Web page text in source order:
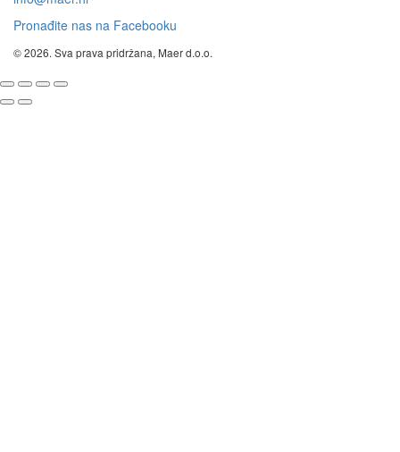
Pronađite nas na Facebooku
© 2026. Sva prava pridržana, Maer d.o.o.